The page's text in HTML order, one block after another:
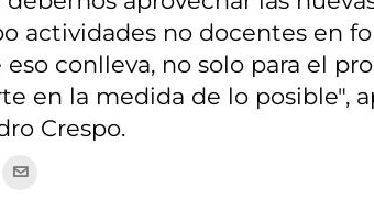
actividades no docentes en
conlleva, no solo para el
en la medida de lo posible",
Crespo.